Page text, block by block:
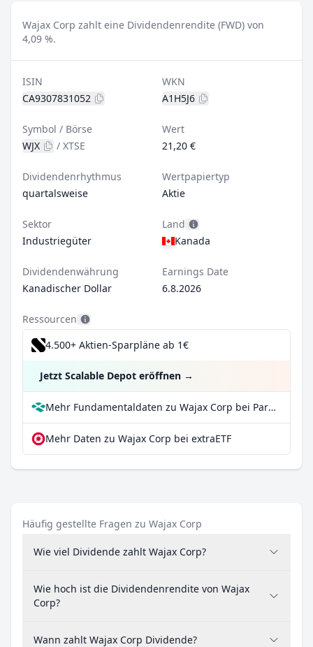
Wajax Corp zahlt eine Dividendenrendite (FWD) von
4,09 %.
ISIN
CA9307831052
WKN
A1H5J6
Symbol / Börse
WJX
/ XTSE
Wert
21,20 €
Dividendenrhythmus
quartalsweise
Wertpapiertyp
Aktie
Sektor
Industriegüter
Land
Kanada
Dividendenwährung
Kanadischer Dollar
Earnings Date
6.8.2026
Ressourcen
4.500+ Aktien-Sparpläne ab 1€
Jetzt Scalable Depot eröffnen →
Mehr Fundamentaldaten zu Wajax Corp bei Parqet
Mehr Daten zu Wajax Corp bei extraETF
Häufig gestellte Fragen zu Wajax Corp
Wie viel Dividende zahlt Wajax Corp?
Wie hoch ist die Dividendenrendite von Wajax
Corp?
Wann zahlt Wajax Corp Dividende?